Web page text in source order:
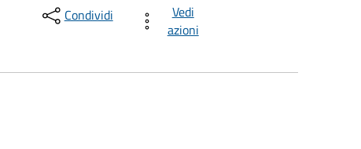
Condividi
Vedi
azioni